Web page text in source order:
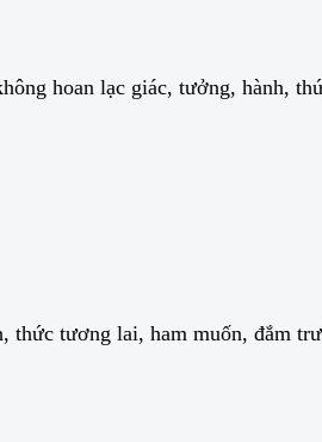
hoan lạc giác, tưởng, hành,
thức tương lai, ham muốn, đắm